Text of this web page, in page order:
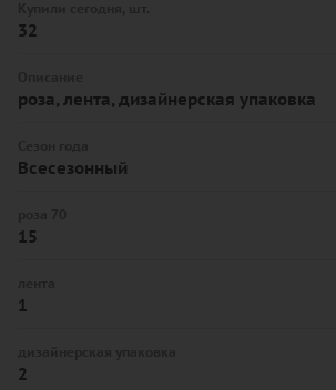
32
роза, лента, дизайнерская упаковка
Всесезонный
15
1
2